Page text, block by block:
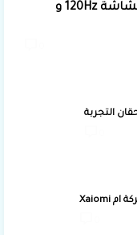
هاتف Redmi K30 Pro سوف ياتي بشاشة 120Hz و